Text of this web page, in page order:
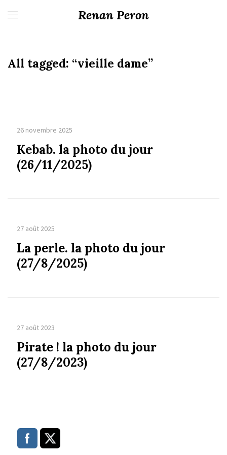
Renan Peron
All tagged: “vieille dame”
26 novembre 2025
Kebab. la photo du jour
(26/11/2025)
27 août 2025
La perle. la photo du jour
(27/8/2025)
27 août 2023
Pirate ! la photo du jour
(27/8/2023)